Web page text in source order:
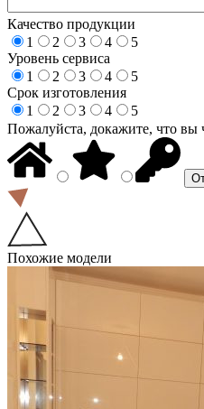
Качество продукции
1
2 3 4
5
Уровень сервиса
1
2 3 4
5
Срок изготовления
1
2 3 4
5
Пожалуйста, докажите, что вы
Похожие модели